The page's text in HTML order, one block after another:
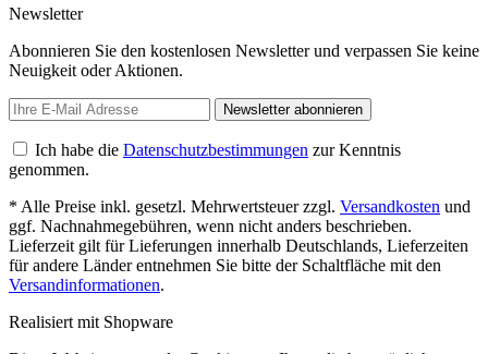
Newsletter
Abonnieren Sie den kostenlosen Newsletter und verpassen Sie keine
Neuigkeit oder Aktionen.
Newsletter abonnieren
Ich habe die Datenschutzbestimmungen zur Kenntnis
genommen.
* Alle Preise inkl. gesetzl. Mehrwertsteuer zzgl. Versandkosten und
ggf. Nachnahmegebühren, wenn nicht anders beschrieben.
Lieferzeit gilt für Lieferungen innerhalb Deutschlands, Lieferzeiten
für andere Länder entnehmen Sie bitte der Schaltfläche mit den
Versandinformationen.
Realisiert mit Shopware